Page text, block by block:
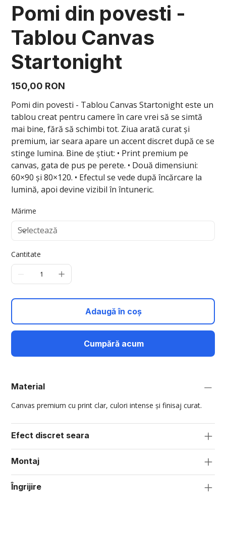
Pomi din povesti -
Tablou Canvas
Startonight
Preț
150,00 RON
Pomi din povesti - Tablou Canvas Startonight este un
tablou creat pentru camere în care vrei să se simtă
mai bine, fără să schimbi tot. Ziua arată curat și
premium, iar seara apare un accent discret după ce se
stinge lumina. Bine de știut: • Print premium pe
canvas, gata de pus pe perete. • Două dimensiuni:
60×90 și 80×120. • Efectul se vede după încărcare la
lumină, apoi devine vizibil în întuneric.
Mărime
Cantitate
Adaugă în coș
Cumpără acum
Material
Canvas premium cu print clar, culori intense și finisaj curat.
Efect discret seara
Montaj
Îngrijire